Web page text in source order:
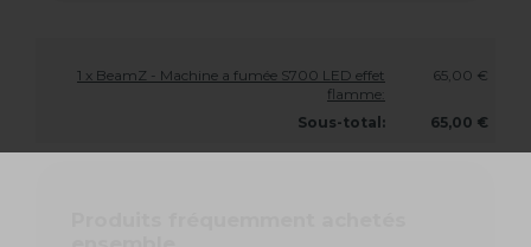
1 x BeamZ - Machine a fumée S700 LED effet
flamme:
65,00 €
Sous-total: 65,00 €